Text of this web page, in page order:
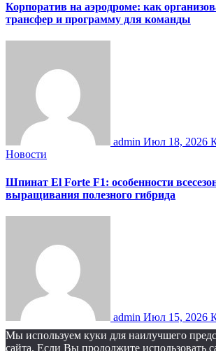
Корпоратив на аэродроме: как
трансфер и программу для команды
admin Июл 18, 2026
Новости
Шпинат El Forte F1: особенности
выращивания полезного гибрида
admin Июл 15, 2026
Мы используем куки для наилучшего
сайта. Если Вы продолжите использовать